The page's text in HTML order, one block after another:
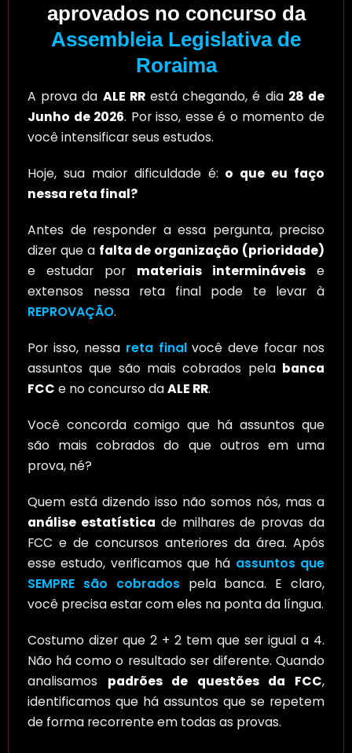
aprovados no concurso da
Assembleia Legislativa de
Roraima
A prova da ALE RRestá chegando, é dia 28 de
Junho de 2026. Por isso, esse é o momento de
você intensificar seus estudos.
Hoje, sua maior dificuldade é: o que eu faço
nessa reta final?
Antes de responder a essa pergunta, preciso
dizer que a falta de organização (prioridade)
e estudar por materiais intermináveis e
extensos nessa reta final pode te levar à
REPROVAÇÃO.
Por isso, nessa reta finalvocê deve focar nos
assuntos que são mais cobrados pela banca
FCC e no concurso daALE RR.
Você concorda comigo que há assuntos que
são mais cobrados do que outros em uma
prova, né?
Quem está dizendo isso não somos nós, mas a
análise estatística de milhares de provas da
FCC e de concursos anteriores da área. Após
esse estudo, verificamos que há assuntos que
SEMPRE são cobrados pela banca. E claro,
você precisa estar com eles na ponta da língua.
Costumo dizer que 2 + 2 tem que ser igual a 4.
Não há como o resultado ser diferente. Quando
analisamos padrões de questões da FCC,
identificamos que há assuntos que se repetem
de forma recorrente em todas as provas.